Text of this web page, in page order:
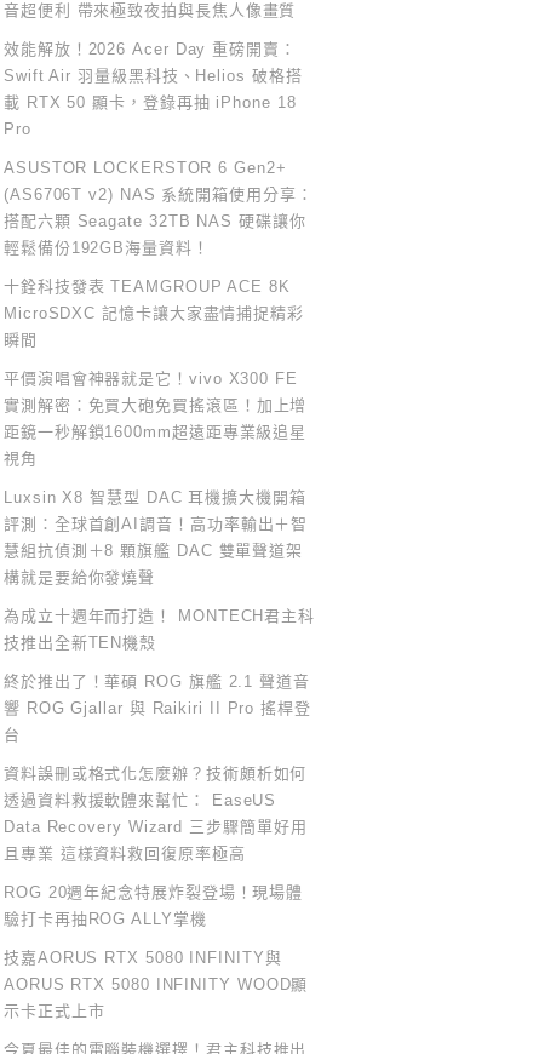
音超便利 帶來極致夜拍與長焦人像畫質
效能解放！2026 Acer Day 重磅開賣：
Swift Air 羽量級黑科技、Helios 破格搭
載 RTX 50 顯卡，登錄再抽 iPhone 18
Pro
ASUSTOR LOCKERSTOR 6 Gen2+
(AS6706T v2) NAS 系統開箱使用分享：
搭配六顆 Seagate 32TB NAS 硬碟讓你
輕鬆備份192GB海量資料！
十銓科技發表 TEAMGROUP ACE 8K
MicroSDXC 記憶卡讓大家盡情捕捉精彩
瞬間
平價演唱會神器就是它！vivo X300 FE
實測解密：免買大砲免買搖滾區！加上增
距鏡一秒解鎖1600mm超遠距專業級追星
視角
Luxsin X8 智慧型 DAC 耳機擴大機開箱
評測：全球首創AI調音！高功率輸出＋智
慧組抗偵測＋8 顆旗艦 DAC 雙單聲道架
構就是要給你發燒聲
為成立十週年而打造！ MONTECH君主科
技推出全新TEN機殼
終於推出了！華碩 ROG 旗艦 2.1 聲道音
響 ROG Gjallar 與 Raikiri II Pro 搖桿登
台
資料誤刪或格式化怎麼辦？技術頗析如何
透過資料救援軟體來幫忙： EaseUS
Data Recovery Wizard 三步驟簡單好用
且專業 這樣資料救回復原率極高
ROG 20週年紀念特展炸裂登場！現場體
驗打卡再抽ROG ALLY掌機
技嘉AORUS RTX 5080 INFINITY與
AORUS RTX 5080 INFINITY WOOD顯
示卡正式上市
今夏最佳的電腦裝機選擇！君主科技推出